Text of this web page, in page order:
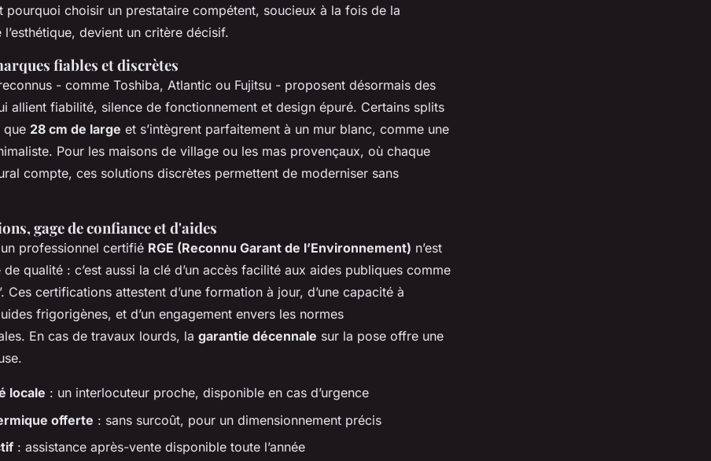
pourquoi choisir un prestataire compétent, soucieux à la fois de la
devient un critère décisif.
fiables et discrètes
- comme Toshiba, Atlantic ou Fujitsu - proposent désormais des
allient fiabilité, silence de fonctionnement et design épuré. Certains splits
que 28 cm de large et s’intègrent parfaitement à un mur blanc, comme une
Pour les maisons de village ou les mas provençaux, où chaque
compte, ces solutions discrètes permettent de moderniser sans
gage de confiance et d'aides
professionnel certifié RGE (Reconnu Garant de l’Environnement) n’est
de qualité : c’est aussi la clé d’un accès facilité aux aides publiques comme
Ces certifications attestent d’une formation à jour, d’une capacité à
frigorigènes, et d’un engagement envers les normes
En cas de travaux lourds, la garantie décennale sur la pose offre une
locale : un interlocuteur proche, disponible en cas d’urgence
offerte : sans surcoût, pour un dimensionnement précis
: assistance après-vente disponible toute l’année